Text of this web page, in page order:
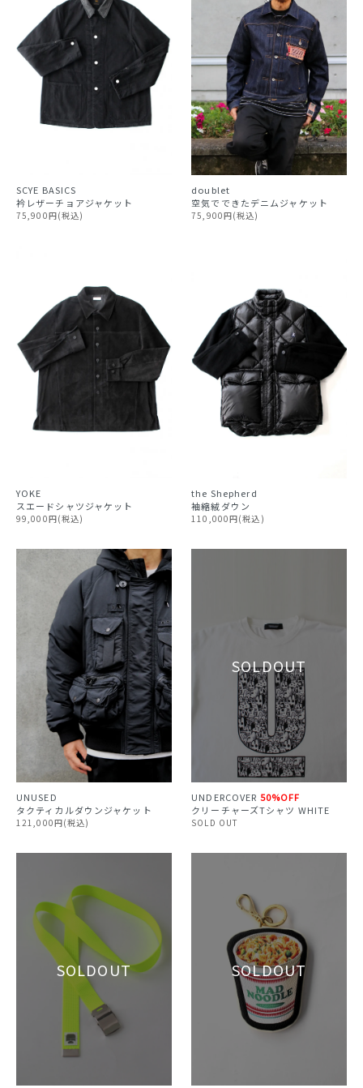
SCYE BASICS
衿レザーチョアジャケット
75,900円(税込)
doublet
空気でできたデニムジャケット
75,900円(税込)
YOKE
スエードシャツジャケット
99,000円(税込)
the Shepherd
袖縮絨ダウン
110,000円(税込)
UNUSED
タクティカルダウンジャケット
121,000円(税込)
UNDERCOVER 50%OFF
クリーチャーズTシャツ WHITE
SOLD OUT